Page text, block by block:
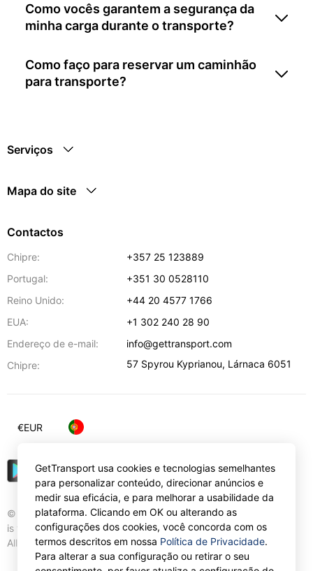
Como vocês garantem a segurança da
minha carga durante o transporte?
Como faço para reservar um caminhão
para transporte?
Serviços
Mapa do site
Contactos
Chipre:
+357 25 123889
Portugal:
+351 30 0528110
Reino Unido:
+44 20 4577 1766
EUA:
+1 302 240 28 90
Endereço de e-mail:
info@gettransport.com
Chipre:
57 Spyrou Kyprianou, Lárnaca 6051
© Gettransport International Limited. GetTransport®
is trademark of Gettransport International Limited.
All rights reserved.
€EUR
GetTransport usa cookies e tecnologias semelhantes
para personalizar conteúdo, direcionar anúncios e
medir sua eficácia, e para melhorar a usabilidade da
plataforma. Clicando em OK ou alterando as
configurações dos cookies, você concorda com os
termos descritos em nossa Política de Privacidade.
Para alterar a sua configuração ou retirar o seu